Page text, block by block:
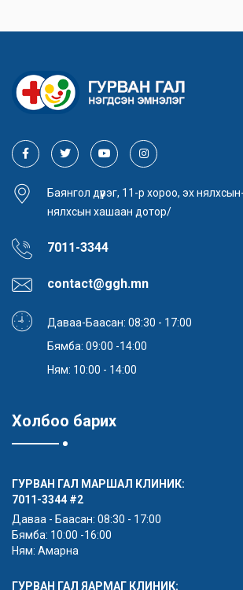
Баянгол дүүрэг, 11-р хороо, эх
нялхсын хашаан дотор/
7011-3344
contact@ggh.mn
Даваа-Баасан: 08:30 - 17:00
Бямба: 09:00 -14:00
Ням: 10:00 - 14:00
Холбоо барих
ГУРВАН ГАЛ МАРШАЛ КЛИНИК:
7011-3344 #2
Даваа - Баасан: 08:30 - 17:00
Бямба: 10:00 -16:00
Ням: Амарна
ГУРВАН ГАЛ ЯАРМАГ КЛИНИК: